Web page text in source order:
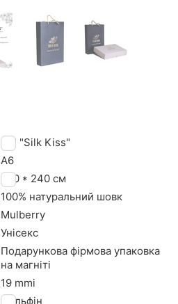
TM "Silk Kiss"
A6
220 * 240 см
100% натуральний шовк
Mulberry
Унісекс
Подарункова фірмова упаковка
на магніті
19 mmi
Дельфін